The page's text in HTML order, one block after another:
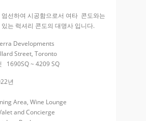
선하여 시공함으로서 여타 콘도와는
는 럭셔리 콘도의 대명사 입니다.
Developments
Street, Toronto
1690SQ ~ 4209 SQ
년
Area, Wine Lounge
and Concierge